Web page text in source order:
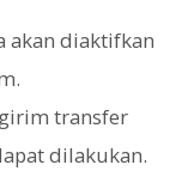
akan diaktifkan
transfer
dilakukan.